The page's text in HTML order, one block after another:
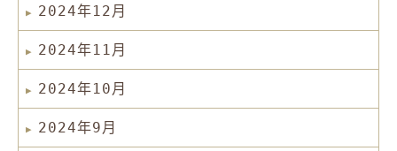
2024年12月
2024年11月
2024年10月
2024年9月